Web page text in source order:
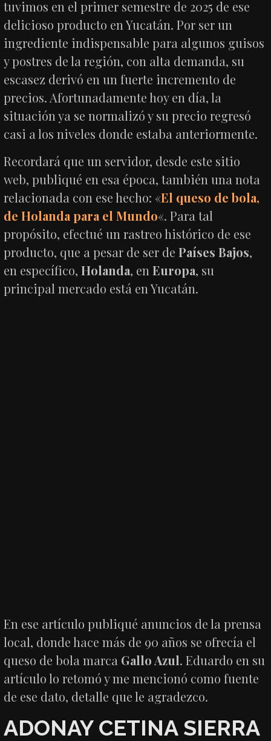
tuvimos en el primer semestre de 2025 de ese
delicioso producto en Yucatán. Por ser un
ingrediente indispensable para algunos guisos
y postres de la región, con alta demanda, su
escasez derivó en un fuerte incremento de
precios. Afortunadamente hoy en día, la
situación ya se normalizó y su precio regresó
casi a los niveles donde estaba anteriormente.
Recordará que un servidor, desde este sitio
web, publiqué en esa época, también una nota
relacionada con ese hecho: «El queso de bola,
de Holanda para el Mundo«. Para tal
propósito, efectué un rastreo histórico de ese
producto, que a pesar de ser dePaíses Bajos,
en específico,Holanda, enEuropa, su
principal mercado está en Yucatán.
En ese artículo publiqué anuncios de la prensa
local, donde hace más de 90 años se ofrecía el
queso de bola marca Gallo Azul. Eduardo en su
artículo lo retomó y me mencionó como fuente
de ese dato, detalle que le agradezco.
ADONAY CETINA SIERRA